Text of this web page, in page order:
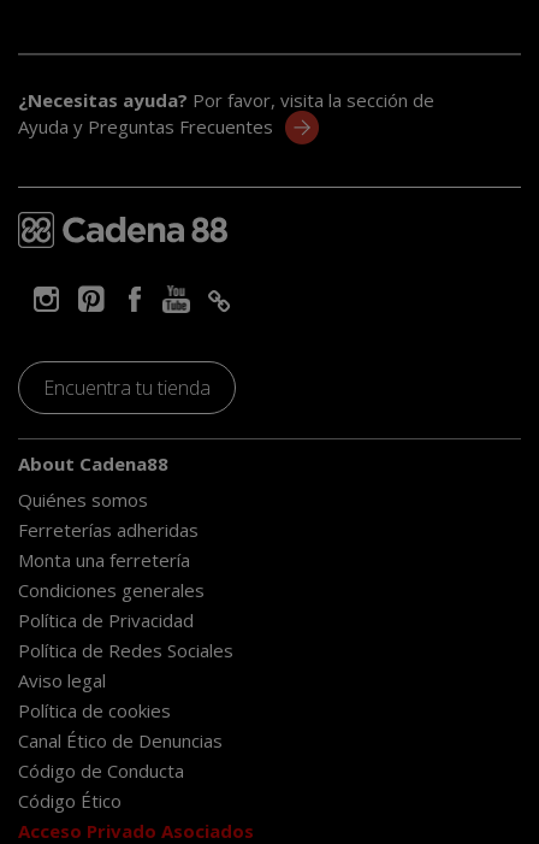
¿Necesitas ayuda? Por favor, visita la sección de
Ayuda y Preguntas Frecuentes
Encuentra tu tienda
About Cadena88
Quiénes somos
Ferreterías adheridas
Monta una ferretería
Condiciones generales
Política de Privacidad
Política de Redes Sociales
Aviso legal
Política de cookies
Canal Ético de Denuncias
Código de Conducta
Código Ético
Acceso Privado Asociados